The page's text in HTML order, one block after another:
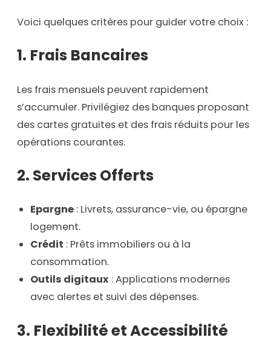
Voici quelques critères pour guider votre choix :
1. Frais Bancaires
Les frais mensuels peuvent rapidement
s’accumuler. Privilégiez des banques proposant
des cartes gratuites et des frais réduits pour les
opérations courantes.
2. Services Offerts
Epargne : Livrets, assurance-vie, ou épargne
logement.
Crédit : Prêts immobiliers ou à la
consommation.
Outils digitaux : Applications modernes
avec alertes et suivi des dépenses.
3. Flexibilité et Accessibilité